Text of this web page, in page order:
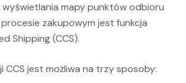
mapy punktów odbioru
zakupowym jest funkcja
Shipping (CCS).
CCS jest możliwa na trzy sposoby: